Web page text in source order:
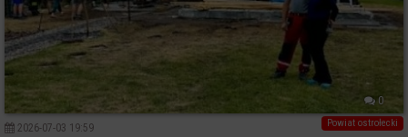
0
Powiat ostrołecki
2026-07-03 19:59